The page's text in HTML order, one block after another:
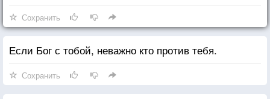
миллион деревьев.
Сохранить
Если Бог с тобой, неважно кто против тебя.
Сохранить